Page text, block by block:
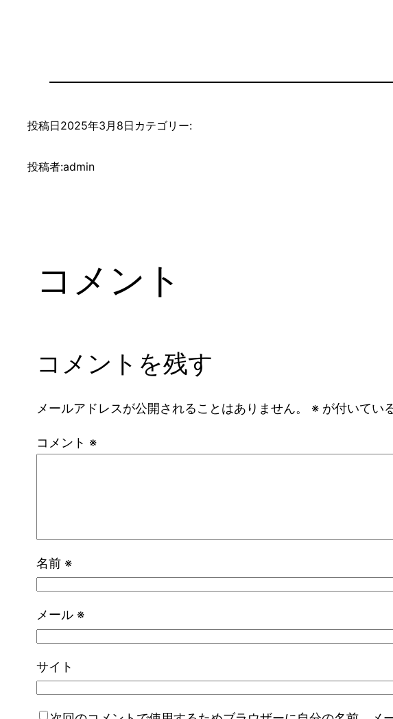
投稿日2025年3月8日 カテゴリー:
投稿者:admin
コメント
コメントを残す
メールアドレスが公開されることはありません。 ※ が付いてい
コメント ※
名前 ※
メール ※
サイト